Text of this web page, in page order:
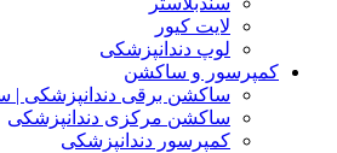
لایت کیور
لوپ دندانپزشکی
کمپرسور و ساکشن
ساکشن برقی دندانپزشکی |
ساکشن مرکزی دندانپزشکی
کمپرسور دندانپزشکی